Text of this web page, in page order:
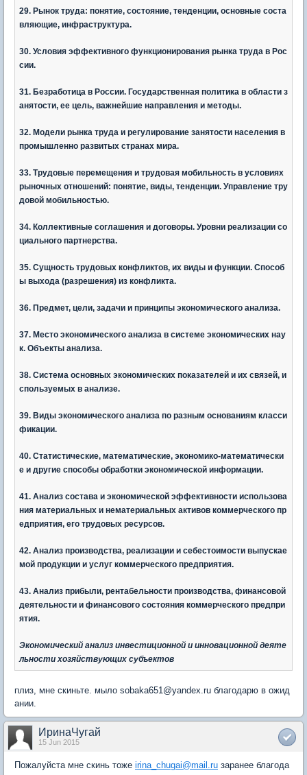
29. Рынок труда: понятие, состояние, тенденции, основные соста
вляющие, инфраструктура.
30. Условия эффективного функционирования рынка труда в Рос
сии.
31. Безработица в России. Государственная политика в области з
анятости, ее цель, важнейшие направления и методы.
32. Модели рынка труда и регулирование занятости населения в
промышленно развитых странах мира.
33. Трудовые перемещения и трудовая мобильность в условиях
рыночных отношений: понятие, виды, тенденции. Управление тру
довой мобильностью.
34. Коллективные соглашения и договоры. Уровни реализации со
циального партнерства.
35. Сущность трудовых конфликтов, их виды и функции. Способ
ы выхода (разрешения) из конфликта.
36. Предмет, цели, задачи и принципы экономического анализа.
37. Место экономического анализа в системе экономических нау
к. Объекты анализа.
38. Система основных экономических показателей и их связей, и
спользуемых в анализе.
39. Виды экономического анализа по разным основаниям класси
фикации.
40. Статистические, математические, экономико-математически
е и другие способы обработки экономической информации.
41. Анализ состава и экономической эффективности использова
ния материальных и нематериальных активов коммерческого пр
едприятия, его трудовых ресурсов.
42. Анализ производства, реализации и себестоимости выпускае
мой продукции и услуг коммерческого предприятия.
43. Анализ прибыли, рентабельности производства, финансовой
деятельности и финансового состояния коммерческого предпри
ятия.
Экономический анализ инвестиционной и инновационной деяте
льности хозяйствующих субъектов
плиз, мне скиньте. мыло sobaka651@yandex.ru благодарю в ожид
ании.
ИринаЧугай
15 Jun 2015
Пожалуйста мне скинь тоже irina_chugai@mail.ru заранее благода